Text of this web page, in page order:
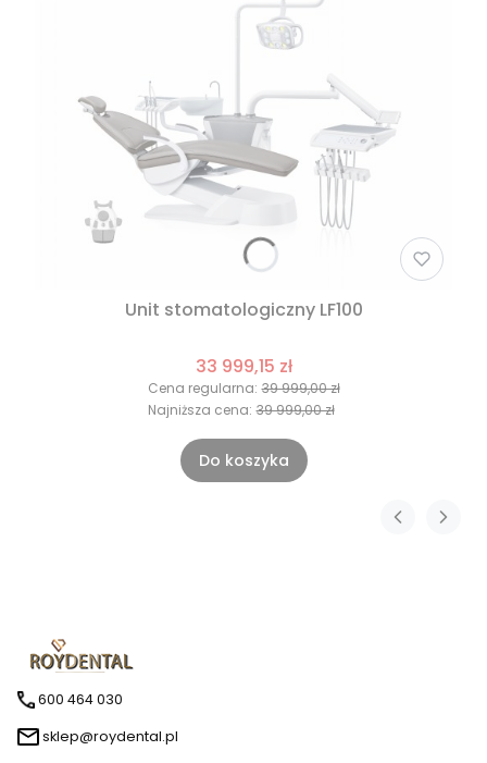
Unit stomatologiczny LF100
33 999,15 zł
Cena regularna: 39 999,00 zł
Najniższa cena: 39 999,00 zł
Do koszyka
600 464 030
sklep@roydental.pl